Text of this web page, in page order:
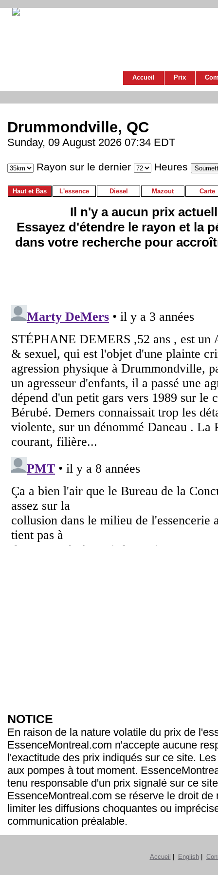
Accueil Prix
Drummondville, QC
Sunday, 09 August 2026 07:34 EDT
Rayon sur le dernier Heures
Haut et Bas L'essence Diesel Mazout Carte
Il n'y a aucun prix
Essayez d'étendre le rayon et la
dans votre recherche pour
NOTICE
En raison de la nature volatile du prix de
EssenceMontreal.com n'accepte aucune
l'exactitude des prix indiqués sur ce site.
aux pompes à tout moment.
tenu responsable d'un prix signalé sur ce
EssenceMontreal.com se réserve le droit de
limiter les diffusions choquantes ou
communication préalable.
Accueil English|